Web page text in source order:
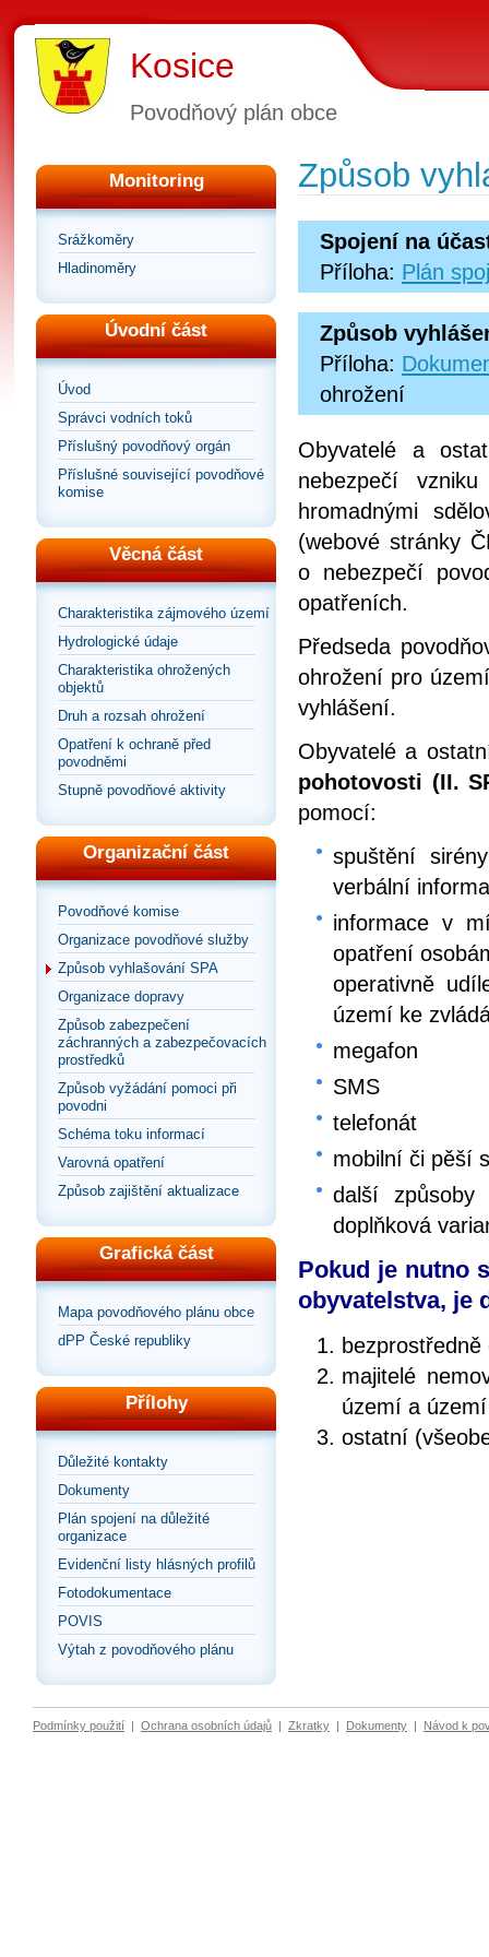
Kosice
Povodňový plán obce
Monitoring
Srážkoměry
Hladinoměry
Úvodní část
Úvod
Správci vodních toků
Příslušný povodňový orgán
Příslušné související povodňové
komise
Věcná část
Charakteristika zájmového území
Hydrologické údaje
Charakteristika ohrožených
objektů
Druh a rozsah ohrožení
Opatření k ochraně před
povodněmi
Stupně povodňové aktivity
Organizační část
Povodňové komise
Organizace povodňové služby
Způsob vyhlašování SPA
Organizace dopravy
Způsob zabezpečení
záchranných a zabezpečovacích
prostředků
Způsob vyžádání pomoci při
povodni
Schéma toku informací
Varovná opatření
Způsob zajištění aktualizace
Grafická část
Mapa povodňového plánu obce
dPP České republiky
Přílohy
Důležité kontakty
Dokumenty
Plán spojení na důležité
organizace
Evidenční listy hlásných profilů
Fotodokumentace
POVIS
Výtah z povodňového plánu
Způsob
Spojení na
Příloha: Plán
Způsob
Příloha:
ohrožení
Obyvatelé a
nebezpečí
hromadnými
(webové stránky
o nebezpečí
opatřeních.
Předseda
ohrožení pro
vyhlášení.
Obyvatelé a
pohotovosti (II.
pomocí:
spuštění
verbální
informace v
opatření
operativně
území ke
megafon
SMS
telefonát
mobilní či pěší
další
doplňková
Pokud je nutno
obyvatelstva, je
majitelé
území a
ostatní
Podmínky použití | Ochrana osobních údajů | Zkratky | Dokumenty | Návod k